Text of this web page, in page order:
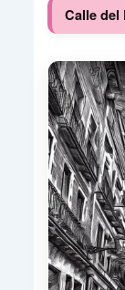
Calle del